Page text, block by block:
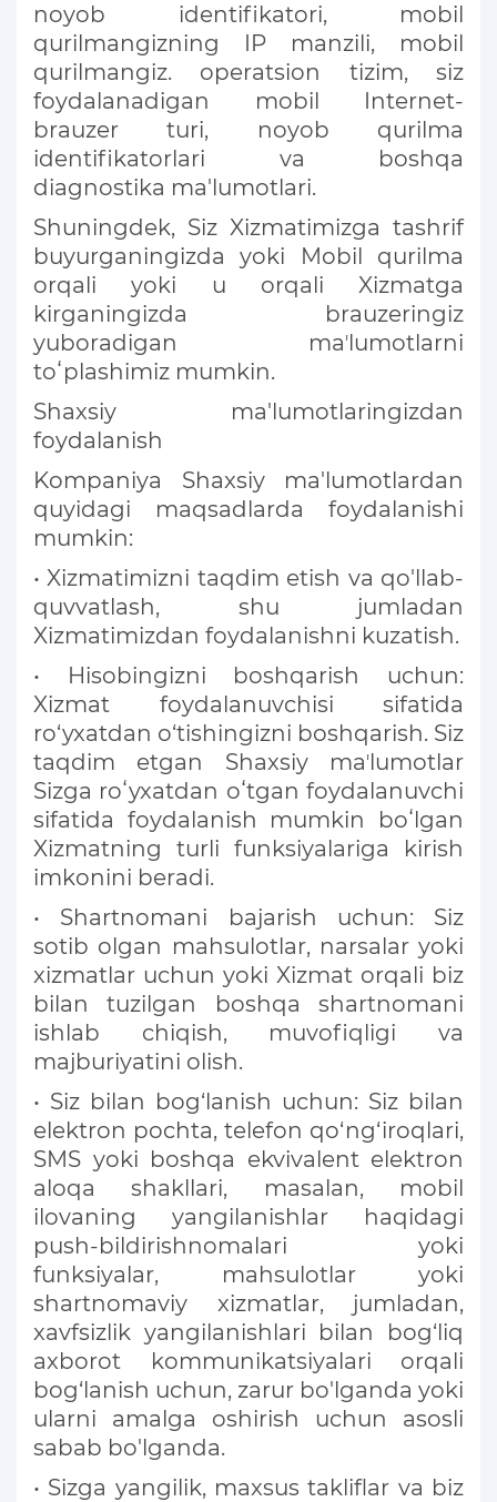
noyob identifikatori, mobil
qurilmangizning IP manzili, mobil
qurilmangiz. operatsion tizim, siz
foydalanadigan mobil Internet-
brauzer turi, noyob qurilma
identifikatorlari va boshqa
diagnostika ma'lumotlari.
Shuningdek, Siz Xizmatimizga tashrif
buyurganingizda yoki Mobil qurilma
orqali yoki u orqali Xizmatga
kirganingizda brauzeringiz
yuboradigan maʼlumotlarni
toʻplashimiz mumkin.
Shaxsiy ma'lumotlaringizdan
foydalanish
Kompaniya Shaxsiy ma'lumotlardan
quyidagi maqsadlarda foydalanishi
mumkin:
• Xizmatimizni taqdim etish va qo'llab-
quvvatlash, shu jumladan
Xizmatimizdan foydalanishni kuzatish.
• Hisobingizni boshqarish uchun:
Xizmat foydalanuvchisi sifatida
ro‘yxatdan o‘tishingizni boshqarish. Siz
taqdim etgan Shaxsiy maʼlumotlar
Sizga roʻyxatdan oʻtgan foydalanuvchi
sifatida foydalanish mumkin boʻlgan
Xizmatning turli funksiyalariga kirish
imkonini beradi.
• Shartnomani bajarish uchun: Siz
sotib olgan mahsulotlar, narsalar yoki
xizmatlar uchun yoki Xizmat orqali biz
bilan tuzilgan boshqa shartnomani
ishlab chiqish, muvofiqligi va
majburiyatini olish.
• Siz bilan bog‘lanish uchun: Siz bilan
elektron pochta, telefon qo‘ng‘iroqlari,
SMS yoki boshqa ekvivalent elektron
aloqa shakllari, masalan, mobil
ilovaning yangilanishlar haqidagi
push-bildirishnomalari yoki
funksiyalar, mahsulotlar yoki
shartnomaviy xizmatlar, jumladan,
xavfsizlik yangilanishlari bilan bog‘liq
axborot kommunikatsiyalari orqali
bog‘lanish uchun, zarur bo'lganda yoki
ularni amalga oshirish uchun asosli
sabab bo'lganda.
• Sizga yangilik, maxsus takliflar va biz